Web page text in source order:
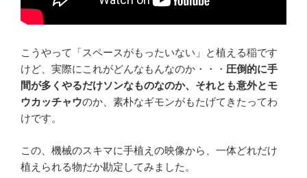
こうやって「スペースがもったいない」と植える稲です
けど、実際にこれがどんなもんなのか・・・ 圧倒的に手
間が多くやるだけソンなものなのか、それとも意外とモ
ウカッチャウのか、素朴なギモンがもたげてきたってわ
けです。
この、機械のスキマに手植えの映像から、一体どれだけ
植えられる物だか勘定してみました。